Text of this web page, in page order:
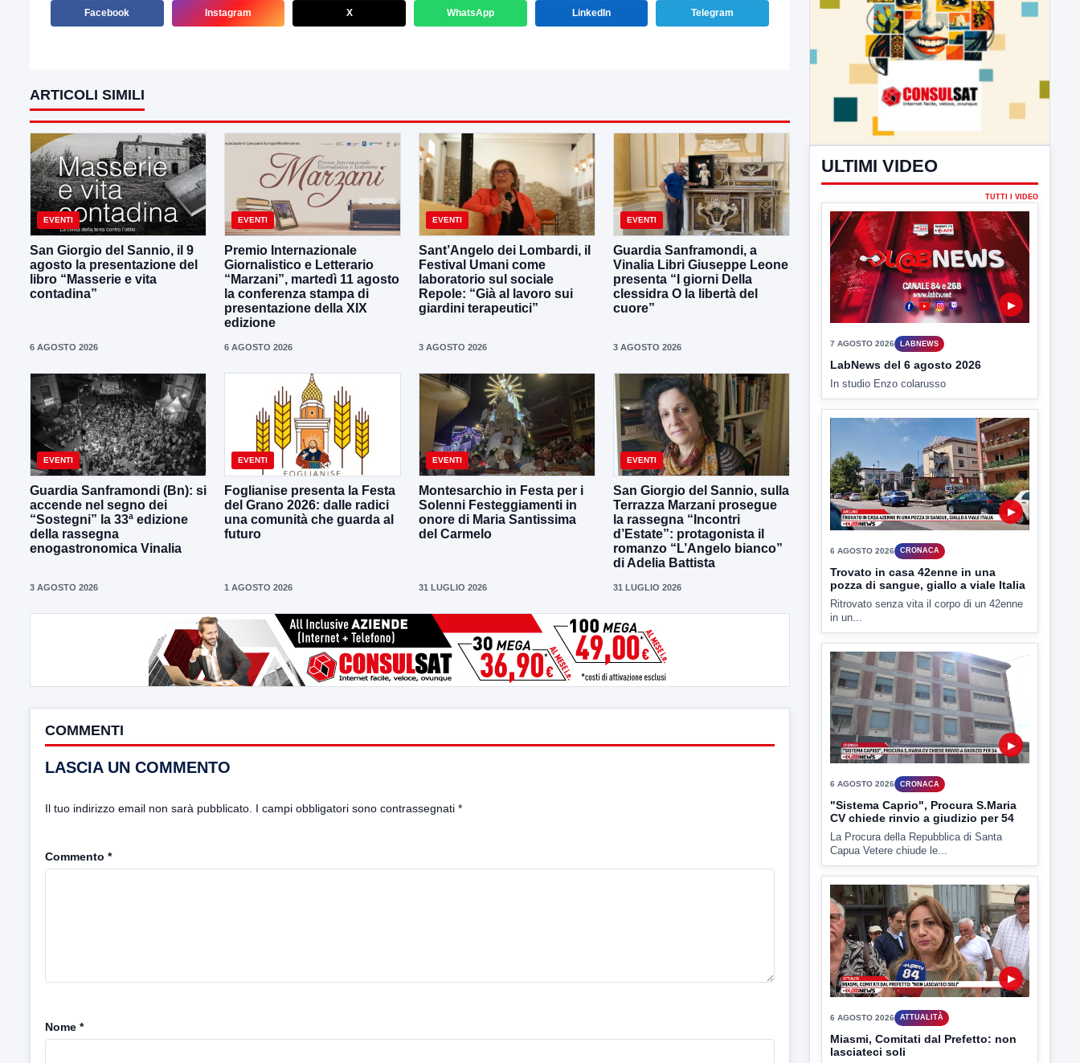
Facebook Instagram X WhatsApp LinkedIn Telegram
ARTICOLI SIMILI
EVENTI
San Giorgio del Sannio, il 9
agosto la presentazione del
libro “Masserie e vita
contadina”
6 AGOSTO 2026
EVENTI
Premio Internazionale
Giornalistico e Letterario
“Marzani”, martedì 11 agosto
la conferenza stampa di
presentazione della XIX
edizione
6 AGOSTO 2026
EVENTI
Sant’Angelo dei Lombardi, il
Festival Umani come
laboratorio sul sociale
Repole: “Già al lavoro sui
giardini terapeutici”
3 AGOSTO 2026
EVENTI
Guardia Sanframondi, a
Vinalia Libri Giuseppe Leone
presenta “I giorni Della
clessidra O la libertà del
cuore”
3 AGOSTO 2026
EVENTI
Guardia Sanframondi (Bn): si
accende nel segno dei
“Sostegni” la 33ª edizione
della rassegna
enogastronomica Vinalia
3 AGOSTO 2026
EVENTI
Foglianise presenta la Festa
del Grano 2026: dalle radici
una comunità che guarda al
futuro
1 AGOSTO 2026
EVENTI
Montesarchio in Festa per i
Solenni Festeggiamenti in
onore di Maria Santissima
del Carmelo
31 LUGLIO 2026
EVENTI
San Giorgio del Sannio, sulla
Terrazza Marzani prosegue
la rassegna “Incontri
d’Estate”: protagonista il
romanzo “L’Angelo bianco”
di Adelia Battista
31 LUGLIO 2026
COMMENTI
LASCIA UN COMMENTO
Il tuo indirizzo email non sarà pubblicato. I campi obbligatori sono contrassegnati *
Commento *
Nome *
ULTIMI VIDEO
▶
7 AGOSTO 2026 LABNEWS
LabNews del 6 agosto 2026
In studio Enzo colarusso
Trovato in casa 42enne in una
pozza di sangue, giallo a viale Italia
Ritrovato senza vita il corpo di un 42enne
in un...
6 AGOSTO 2026
"Sistema Caprio", Procura S.Maria
CV chiede rinvio a giudizio per 54
La Procura della Repubblica di Santa
Capua Vetere chiude le...
6 AGOSTO 2026 ATTUALITÀ
Miasmi, Comitati dal Prefetto: non
lasciateci soli
Comitati dal Prefetto Moscarella. Oltre a
rendere noto il flash...